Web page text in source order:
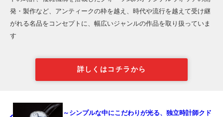
発・製作など、アンティークの枠を越え、時代や流行を越えて受け継
がれる名品をコンセプトに、幅広いジャンルの作品を取り扱っていま
す
詳しくはコチラから
～シンプルな中にこだわりが光る、独立時計師クド